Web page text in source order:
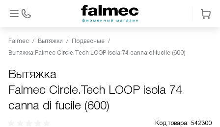
Falmec Вытяжки
Подвесные
Вытяжка Falmec Circle.Tech LOOP isola 74 canna di fucile (600)
Вытяжка
Falmec Circle.Tech LOOP isola 74
canna di fucile (600)
Код товара: 542300